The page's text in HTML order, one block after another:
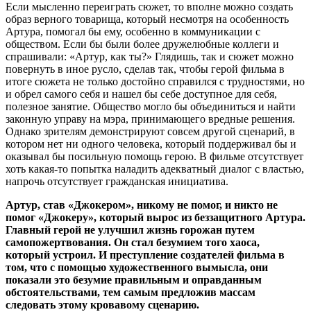
Если мысленно переиграть сюжет, то вполне можно создать
образ верного товарища, который несмотря на особенность
Артура, помогал бы ему, особенно в коммуникации с
обществом. Если бы были более дружелюбные коллеги и
спрашивали: «Артур, как ты?» Глядишь, так и сюжет можно
повернуть в иное русло, сделав так, чтобы герой фильма в
итоге сюжета не только достойно справился с трудностями, но
и обрел самого себя и нашел бы себе доступное для себя,
полезное занятие. Общество могло бы объединиться и найти
законную управу на мэра, принимающего вредные решения.
Однако зрителям демонстрируют совсем другой сценарий, в
котором нет ни одного человека, который поддерживал бы и
оказывал бы посильную помощь герою. В фильме отсутствует
хоть какая-то попытка наладить адекватный диалог с властью,
напрочь отсутствует гражданская инициатива.
Артур, став «Джокером», никому не помог, и никто не
помог «Джокеру», который вырос из беззащитного Артура.
Главный герой не улучшил жизнь горожан путем
самопожертвования. Он стал безумием того хаоса,
который устроил. И преступление создателей фильма в
том, что с помощью художественного вымысла, они
показали это безумие правильным и оправданным
обстоятельствами, тем самым предложив массам
следовать этому кровавому сценарию.